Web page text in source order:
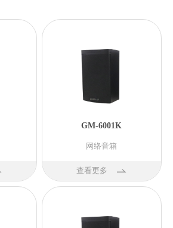
GM-6001K
网络音箱
查看更多